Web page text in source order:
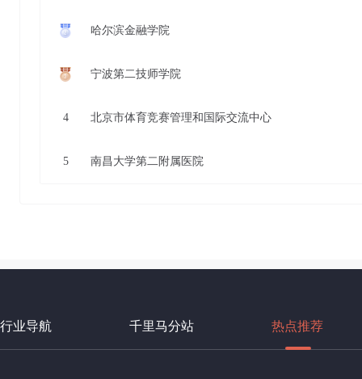
哈尔滨金融学院
宁波第二技师学院
4 北京市体育竞赛管理和国际交流中心
5 南昌大学第二附属医院
行业导航 千里马分站 热点推荐